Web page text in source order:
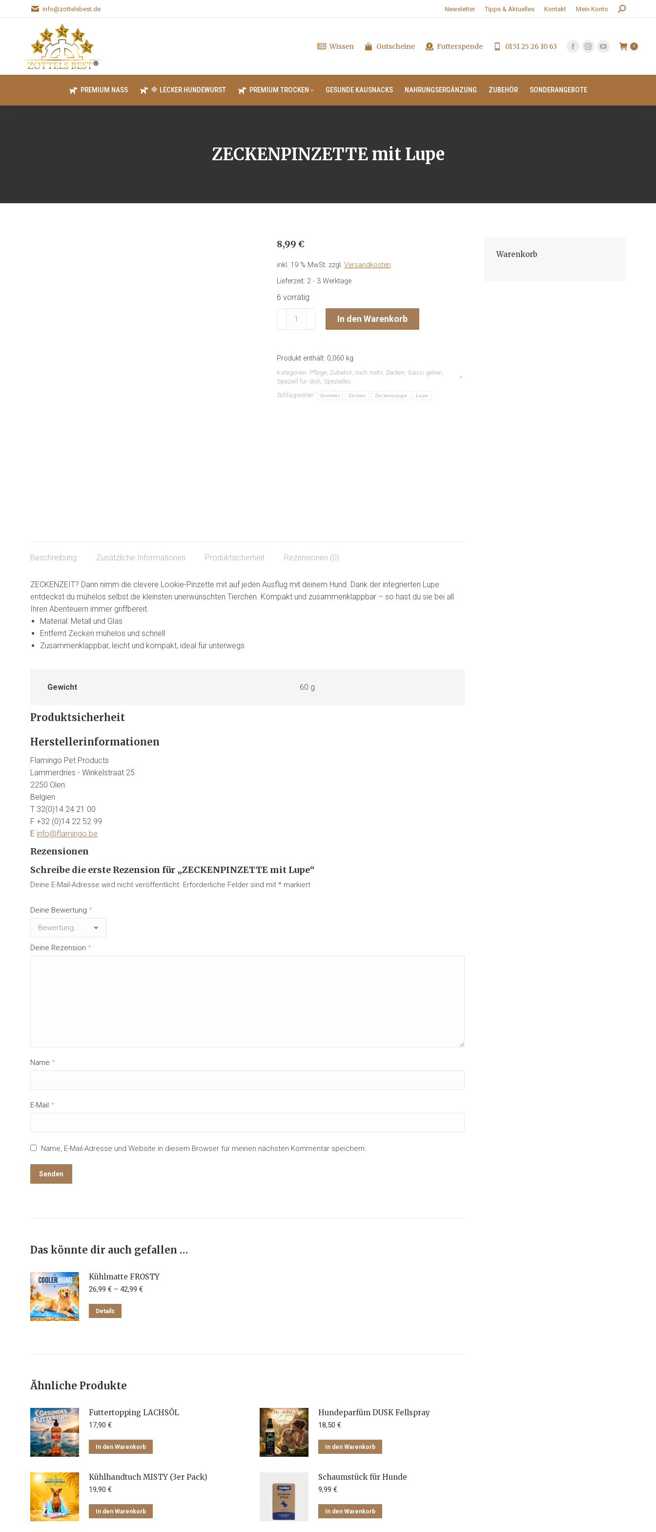
info@zottelsbest.de Newsletter Tipps & Aktuelles Kontakt Mein Konto Search:
Wissen Gutscheine Futterspende 0151 25 26 10 63 0
PREMIUM NASS 🔷 LECKER HUNDEWURST PREMIUM TROCKEN GESUNDE KAUSNACKS NAHRUNGSERGÄNZUNG ZUBEHÖR SONDERANGEBOTE
ZECKENPINZETTE mit Lupe
8,99 €
inkl. 19 % MwSt. zzgl. Versandkosten
Lieferzeit: 2 - 3 Werktage
6 vorrätig
ZECKENPINZETTEIn den Warenkorb
Produkt enthält: 0,060 kg
Kategorien: Pflege, Zubehör, noch mehr, Zecken, Gassi gehen,
Speziell für dich, Spezielles
Schlagwörter:
Sommer Zecken Zeckenzange Lupe
Beschreibung Zusätzliche Informationen Produktsicherheit Rezensionen (0)
ZECKENZEIT? Dann nimm die clevere Lookie-Pinzette mit auf jeden Ausflug mit deinem Hund. Dank der integrierten Lupe
entdeckst du mühelos selbst die kleinsten unerwünschten Tierchen. Kompakt und zusammenklappbar – so hast du sie bei all
Ihren Abenteuern immer griffbereit.
Material: Metall und Glas
Entfernt Zecken mühelos und schnell
Zusammenklappbar, leicht und kompakt, ideal für unterwegs
Gewicht 60 g
Produktsicherheit
Herstellerinformationen
Flamingo Pet Products
Lammerdries - Winkelstraat 25
2250 Olen
Belgien
T 32(0)14 24 21 00
F +32 (0)14 22 52 99
E info@flamingo.be
Rezensionen
Schreibe die erste Rezension für „ZECKENPINZETTE mit Lupe“
Deine E-Mail-Adresse wird nicht veröffentlicht. Erforderliche Felder sind mit * markiert
Deine Bewertung *
Deine Rezension *
Name *
E-Mail *
Name, E-Mail-Adresse und Website in diesem Browser für meinen nächsten Kommentar speichern.
Das könnte dir auch gefallen …
Kühlmatte FROSTY
26,99 € – 42,99 €
Details
Die
können
auf
Produktseite
gewählt
Ähnliche Produkte
Futtertopping LACHSÖL
17,90 €
In den Warenkorb
Hundeparfüm DUSK Fellspray
18,50 €
In den Warenkorb
Kühlhandtuch MISTY (3er Pack)
19,90 €
In den Warenkorb
Schaumstück für Hunde
9,99 €
In den Warenkorb
Warenkorb